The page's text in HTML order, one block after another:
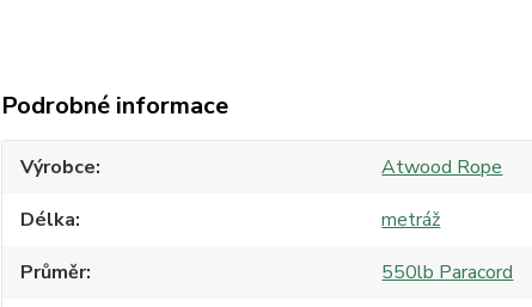
Podrobné informace
Výrobce
Atwood Rope
Délka
metráž
Průměr
550lb Paracord